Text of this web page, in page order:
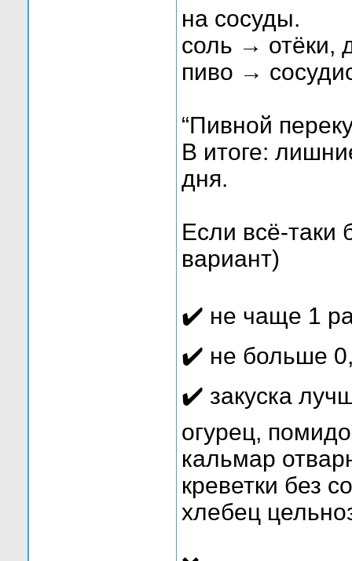
на сосуды.
соль → отёки,
пиво →
“Пивной
В итоге:
дня.
Если всё-таки
вариант)
✔️ не чаще 1
✔️ не больше
✔️ закуска
огурец,
кальмар
креветки без
хлебец